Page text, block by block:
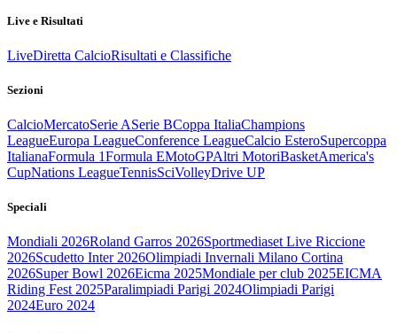
Live e Risultati
LiveDiretta CalcioRisultati e Classifiche
Sezioni
CalcioMercatoSerie ASerie BCoppa ItaliaChampions
LeagueEuropa LeagueConference LeagueCalcio EsteroSupercoppa
ItalianaFormula 1Formula EMotoGPAltri MotoriBasketAmerica's
CupNations LeagueTennisSciVolleyDrive UP
Speciali
Mondiali 2026Roland Garros 2026Sportmediaset Live Riccione
2026Scudetto Inter 2026Olimpiadi Invernali Milano Cortina
2026Super Bowl 2026Eicma 2025Mondiale per club 2025EICMA
Riding Fest 2025Paralimpiadi Parigi 2024Olimpiadi Parigi
2024Euro 2024